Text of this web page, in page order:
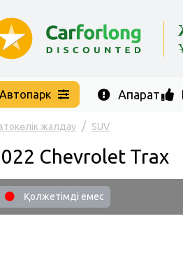
Автопарк Ақпарат
жалдау SUV
Chevrolet Trax
Қолжетімді емес